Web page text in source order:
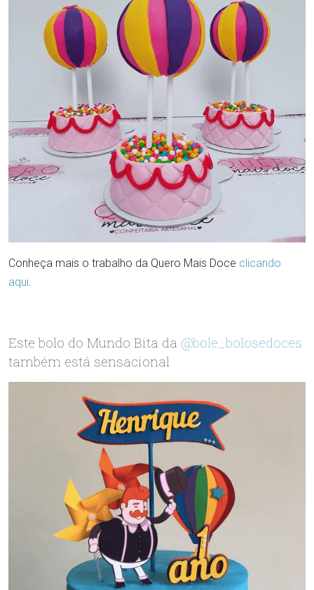
Conheça mais o trabalho da Quero Mais Doce clicando
aqui.
Este bolo do Mundo Bita da @bole_bolosedoces
também está sensacional